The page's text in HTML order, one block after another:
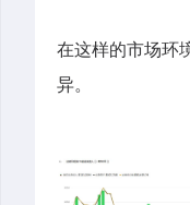
在这样的市场环
异。